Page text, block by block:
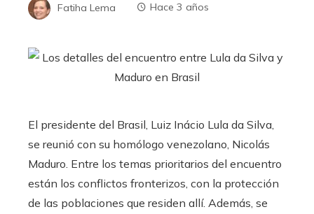
Fatiha Lema Hace 3 años
El presidente del Brasil, Luiz Inácio Lula da Silva,
se reunió con su homólogo venezolano, Nicolás
Maduro. Entre los temas prioritarios del encuentro
están los conflictos fronterizos, con la protección
de las poblaciones que residen allí. Además, se